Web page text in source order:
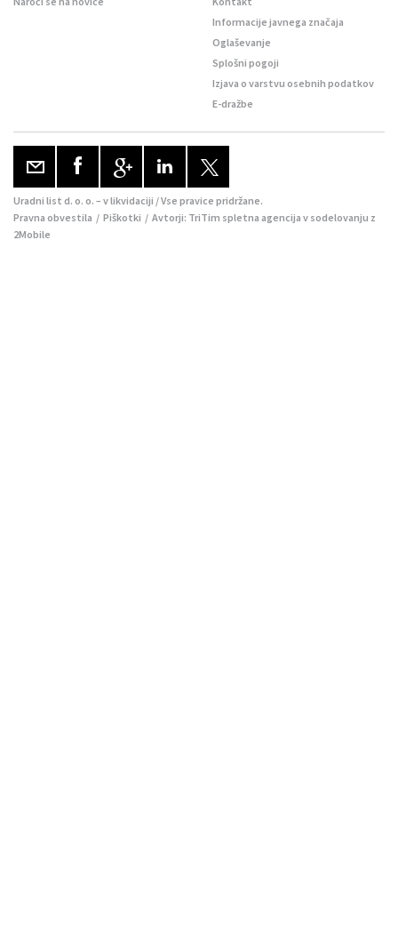
Informacije javnega značaja
Oglaševanje
Splošni pogoji
Izjava o varstvu osebnih podatkov
E-dražbe
Uradni list d. o. o. – v likvidaciji / Vse pravice pridržane.
Pravna obvestila / Piškotki / Avtorji: TriTim spletna agencija v sodelovanju z
2Mobile